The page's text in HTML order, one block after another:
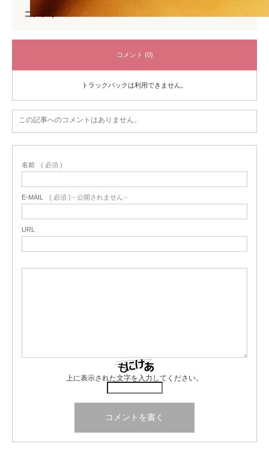
コメント
コメント (0)
トラックバックは利用できません。
この記事へのコメントはありません。
名前 ( 必須 )
E-MAIL ( 必須 ) - 公開されません -
URL
上に表示された文字を入力してください。